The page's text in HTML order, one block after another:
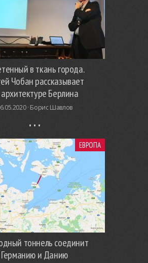
в ткань города.
Чобан рассказывает
Берлина
· Борис Шавлов
ЕВРОПА
тоннель соединит
Германию и Данию